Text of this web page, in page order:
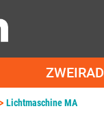
ZWEIRAD
Lichtmaschine MA